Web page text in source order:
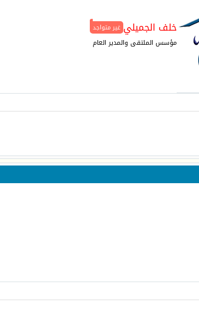
خلف الجميلي غير متواجد
مؤسس الملتقى والمدير العام